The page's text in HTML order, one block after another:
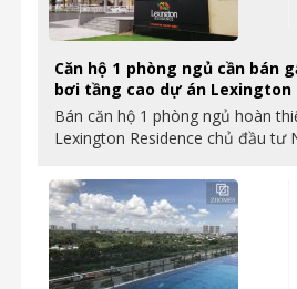
Căn hộ 1 phòng ngủ cần bán
bơi tầng cao dự án Lexington
Bán căn hộ 1 phòng ngủ hoàn
Lexington Residence chủ đầu tư